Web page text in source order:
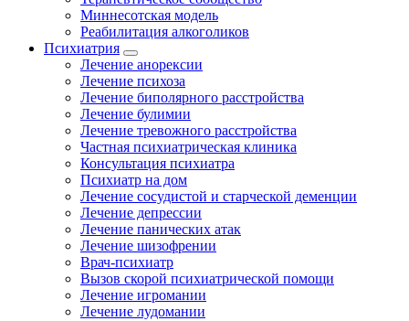
Миннесотская модель
Реабилитация алкоголиков
Психиатрия
Лечение анорексии
Лечение психоза
Лечение биполярного расстройства
Лечение булимии
Лечение тревожного расстройства
Частная психиатрическая клиника
Консультация психиатра
Психиатр на дом
Лечение сосудистой и старческой деменции
Лечение депрессии
Лечение панических атак
Лечение шизофрении
Врач-психиатр
Вызов скорой психиатрической помощи
Лечение игромании
Лечение лудомании